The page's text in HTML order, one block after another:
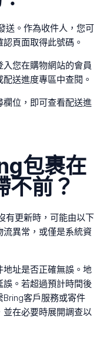
送。作為收件人，您可
頁面取得此號碼。
您在購物網站的會員
送進度專區中查閱。
位，即可查看配送進
包裹在
不前？
有更新時，可能由以下
異常，或僅是系統資
址是否正確無誤。地
。若超過預計時間後
客戶服務或寄件
在必要時展開調查以